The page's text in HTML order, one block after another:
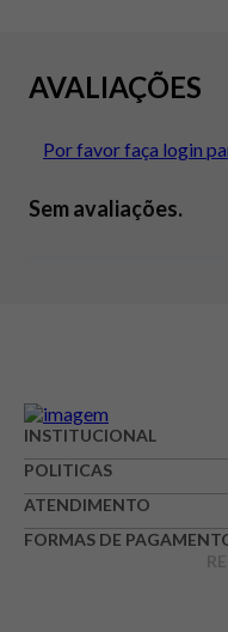
AVALIAÇÕES
Por favor faça login
Sem avaliações.
INSTITUCIONAL
POLITICAS
ATENDIMENTO
FORMAS DE